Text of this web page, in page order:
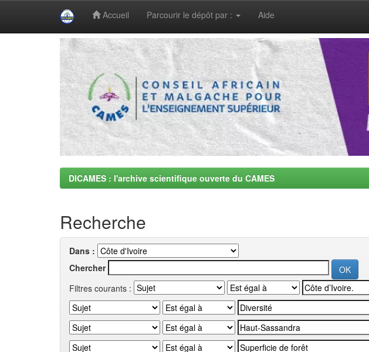
Accueil Parcourir le dépôt par : Aide
DICAMES : l'archive scientifique ouverte du CAMES
Recherche
Dans :
Chercher
Filtres courants :